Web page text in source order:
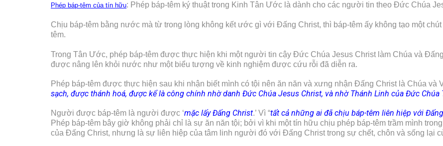
Phép báp-têm của tín hữu: Phép báp-têm ký thuật trong Kinh Tân Ước là dành cho các người tin theo Đức Chúa
Chịu báp-têm bằng nước mà từ trong lòng không kết ước gì với Đấng Christ, thì báp-têm ấy không tạo một
têm.
Trong Tân Ước, phép báp-têm được thực hiện khi một người tin cậy Đức Chúa Jesus Christ làm Chúa và
được nâng lên khỏi nước như một biểu tượng về kinh nghiệm được cứu rỗi đã diễn ra.
Phép báp-têm được thực hiện sau khi nhận biết mình có tội nên ăn năn và xưng nhận Đấng Christ là Chúa và
sạch, được thánh hoá, được kể là công chính nhờ danh Đức Chúa Jesus Christ, và nhờ Thánh Linh của Đức Chúa
Người được báp-têm là người được ‘mặc lấy Đấng Christ.’ Vì “tất cả những ai đã chịu báp-têm liên hiệp với
Phép báp-têm bây giờ không phải chỉ là sự ăn năn tội; bởi vì khi một tín hữu chịu phép báp-têm trầm mình
của Đấng Christ, nhưng là sự liên hiệp của tâm linh người đó với Đấng Christ trong sự chết, chôn và sống lại